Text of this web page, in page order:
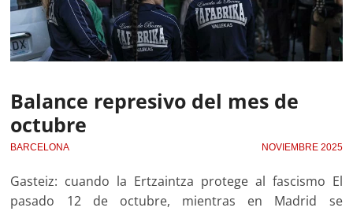
Balance represivo del mes de
octubre
BARCELONA NOVIEMBRE 2025
Gasteiz: cuando la Ertzaintza protege al fascismo El
pasado 12 de octubre, mientras en Madrid se